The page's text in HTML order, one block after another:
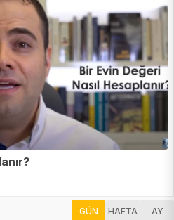
GÜN HAFTA AY